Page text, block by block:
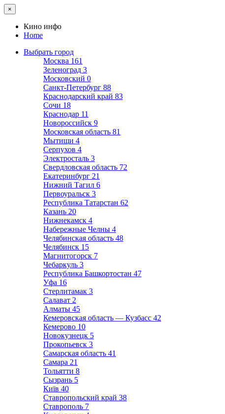
×
Кино инфо
Home
Выбрать город
Москва 161
Зеленоград 3
Московский 0
Санкт-Петербург 88
Краснодарский край 83
Сочи 18
Краснодар 11
Новороссийск 9
Московская область 81
Мытищи 4
Серпухов 4
Электросталь 3
Свердловская область 72
Екатеринбург 21
Нижний Тагил 6
Первоуральск 3
Республика Татарстан 62
Казань 20
Нижнекамск 4
Набережные Челны 4
Челябинская область 48
Челябинск 15
Магнитогорск 7
Чебаркуль 3
Республика Башкортостан 47
Уфа 16
Стерлитамак 3
Салават 2
Алматы 45
Кемеровская область — Кузбасс 42
Кемерово 10
Новокузнецк 5
Прокопьевск 3
Самарская область 41
Самара 21
Тольятти 8
Сызрань 5
Київ 40
Ставропольский край 38
Ставрополь 7